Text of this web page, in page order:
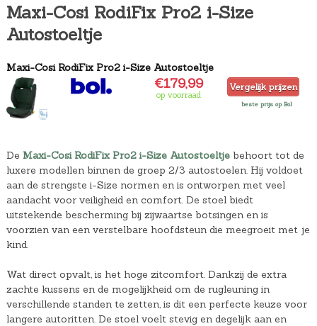
Maxi-Cosi RodiFix Pro2 i-Size
Autostoeltje
Maxi-Cosi RodiFix Pro2 i-Size Autostoeltje
€179,99
op voorraad
Vergelijk prijzen
beste prijs op Bol
De Maxi-Cosi RodiFix Pro2 i-Size Autostoeltjebehoort tot de
luxere modellen binnen de groep 2/3 autostoelen. Hij voldoet
aan de strengste i-Size normen en is ontworpen met veel
aandacht voor veiligheid en comfort. De stoel biedt
uitstekende bescherming bij zijwaartse botsingen en is
voorzien van een verstelbare hoofdsteun die meegroeit met je
kind.
Wat direct opvalt, is het hoge zitcomfort. Dankzij de extra
zachte kussens en de mogelijkheid om de rugleuning in
verschillende standen te zetten, is dit een perfecte keuze voor
langere autoritten. De stoel voelt stevig en degelijk aan en